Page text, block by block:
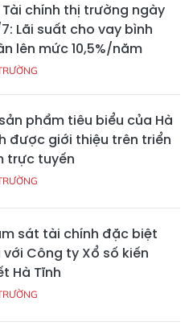
Tài chính thị trường ngày
Lãi suất cho vay bình
lên mức 10,5%/năm
sản phẩm tiêu biểu của Hà
được giới thiệu trên triển
trực tuyến
sát tài chính đặc biệt
Công ty Xổ số kiến
Hà Tĩnh